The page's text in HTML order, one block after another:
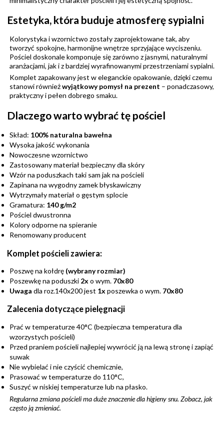
Estetyka, która buduje atmosferę sypialni
Kolorystyka i wzornictwo zostały zaprojektowane tak, aby
tworzyć spokojne, harmonijne wnętrze sprzyjające wyciszeniu.
Pościel doskonale komponuje się zarówno z jasnymi, naturalnymi
aranżacjami, jak i z bardziej wyrafinowanymi przestrzeniami sypialni.
Komplet zapakowany jest w eleganckie opakowanie, dzięki czemu
stanowi równieżwyjątkowy pomysł na prezent – ponadczasowy,
praktyczny i pełen dobrego smaku.
Dlaczego warto wybrać tę pościel
Skład: 100% naturalna bawełna
Wysoka jakość wykonania
Nowoczesne wzornictwo
Zastosowany materiał bezpieczny dla skóry
Wzór na poduszkach taki sam jak na pościeli
Zapinana na wygodny zamek błyskawiczny
Wytrzymały materiał o gęstym splocie
Gramatura: 140 g/m2
Pościel dwustronna
Kolory odporne na spieranie
Renomowany producent
Komplet pościeli zawiera:
Poszwę na kołdrę (wybrany rozmiar)
Poszewkę na poduszki 2x o wym. 70x80
Uwaga dla roz.140x200 jest 1x poszewka o wym. 70x80
Zalecenia dotyczące pielęgnacji
Prać w temperaturze 40°C (bezpieczna temperatura dla
wzorzystych pościeli)
Przed praniem pościeli najlepiej wywrócić ją na lewą stronę i zapiąć
suwak
Nie wybielać i nie czyścić chemicznie,
Prasować w temperaturze do 110°C,
Suszyć w niskiej temperaturze lub na płasko.
Regularna zmiana pościeli ma duże znaczenie dla higieny snu. Zobacz, jak
często ją zmieniać.